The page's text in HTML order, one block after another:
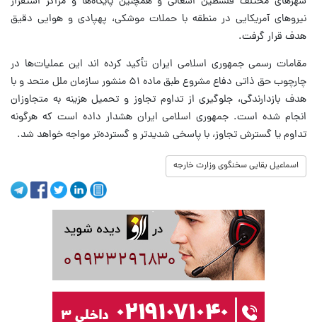
نیروهای آمریکایی در منطقه با حملات موشکی، پهپادی و هوایی دقیق
هدف قرار گرفت.
مقامات رسمی جمهوری اسلامی ایران تأکید کرده اند این عملیات‌ها در
چارچوب حق ذاتی دفاع مشروع طبق ماده ۵۱ منشور سازمان ملل متحد و با
هدف بازدارندگی، جلوگیری از تداوم تجاوز و تحمیل هزینه به متجاوزان
انجام شده است. جمهوری اسلامی ایران هشدار داده است که هرگونه
تداوم یا گسترش تجاوز، با پاسخی شدیدتر و گسترده‌تر مواجه خواهد شد.
اسماعیل بقایی سخنگوی وزارت خارجه